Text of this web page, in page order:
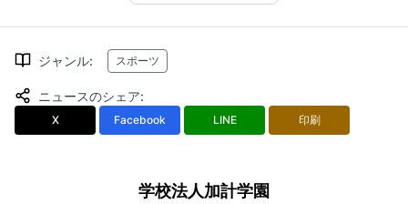
ジャンル: スポーツ
ニュースのシェア:
X Facebook LINE 印刷
学校法人加計学園